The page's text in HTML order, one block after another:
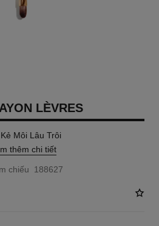
LÈVRES
Môi Lâu Trôi
thêm chi tiết
chiếu 188627